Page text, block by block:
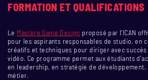
FORMATION ET QUALIFICATIONS
Le Mastère Game Design proposé par l'ICAN
pour les aspirants responsables de studio, en
créatifs et techniques pour diriger avec
vidéo. Ce programme permet aux étudiants
en leadership, en stratégie de développement,
métier.